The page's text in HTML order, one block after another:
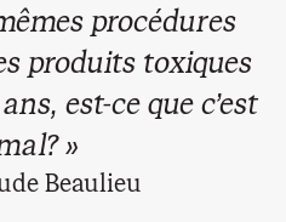
procédures
produits toxiques
est-ce que c’est
»
Beaulieu